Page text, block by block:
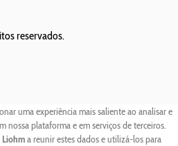
reservados.
uma experiência mais saliente ao analisar e
nossa plataforma e em serviços de terceiros.
Liohma reunir estes dados e utilizá-los para